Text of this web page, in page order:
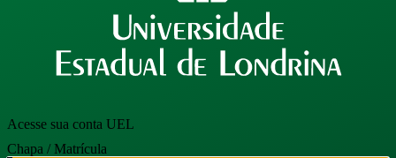
Acesse sua conta UEL
Chapa / Matrícula